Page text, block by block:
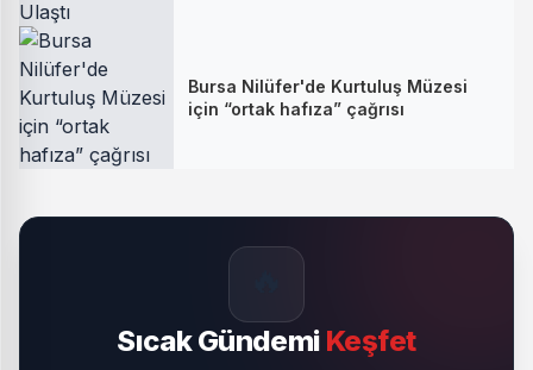
Bursa Nilüfer'de Kurtuluş Müzesi
için “ortak hafıza” çağrısı
Sıcak Gündemi Keşfet